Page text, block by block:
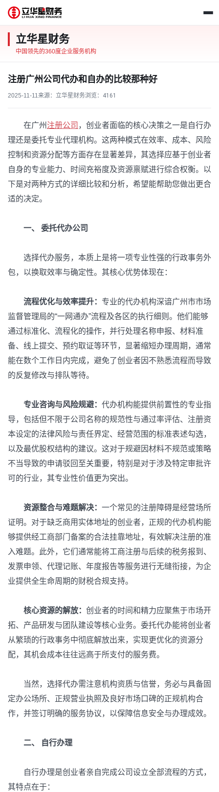
立华星财务
中国领先的360度企业服务机构
注册广州公司代办和自办的比较那种好
2025-11-11来源：立华星财务浏览： 4161
在广州 注册公司 ，创业者面临的核心决策之一是自行办
理还是委托专业代理机构。这两种模式在效率、成本、风险
控制和资源分配等方面存在显著差异，其选择应基于创业者
自身的专业能力、时间充裕度及资源禀赋进行综合权衡。以
下是对两种方式的详细比较和分析，希望能帮助您做出更合
适的决定。
一、 委托代办公司
选择代办服务，本质上是将一项专业性强的行政事务外
包，以换取效率与确定性。其核心优势体现在：
流程优化与效率提升： 专业的代办机构深谙广州市市场
监督管理局的“一网通办”流程及各区的执行细则。他们能够
通过标准化、流程化的操作，并行处理名称申报、材料准
备、线上提交、预约取证等环节，显著缩短办理周期，通常
能在数个工作日内完成，避免了创业者因不熟悉流程而导致
的反复修改与排队等待。
专业咨询与风险规避： 代办机构能提供前置性的专业指
导，包括但不限于公司名称的规范性与通过率评估、注册资
本设定的法律风险与责任界定、经营范围的标准表述勾选，
以及最优股权结构的建议。这对于规避因材料不规范或策略
不当导致的申请驳回至关重要，特别是对于涉及特定审批许
可的行业，其专业性价值更为突出。
资源整合与难题解决： 一个常见的注册障碍是经营场所
证明。对于缺乏商用实体地址的创业者，正规的代办机构能
够提供经工商部门备案的合法挂靠地址，有效解决注册的准
入难题。此外，它们通常能将工商注册与后续的税务报到、
发票申领、代理记账、年度报告等服务进行无缝衔接，为企
业提供全生命周期的财税合规支持。
核心资源的解放： 创业者的时间和精力应聚焦于市场开
拓、产品研发与团队建设等核心业务。委托代办能将创业者
从繁琐的行政事务中彻底解放出来，实现更优化的资源分
配，其机会成本往往远高于所支付的服务费。
当然，选择代办需注意机构资质与信誉，务必与具备固
定办公场所、正规营业执照及良好市场口碑的正规机构合
作，并签订明确的服务协议，以保障信息安全与办理成效。
二、 自行办理
自行办理是创业者亲自完成公司设立全部流程的方式，
其特点在于：